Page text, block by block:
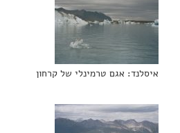
איסלנד: אגם טרמינלי של קרחון